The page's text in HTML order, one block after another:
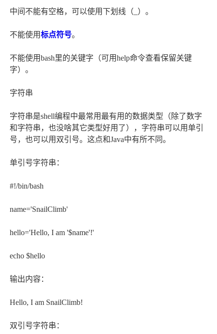
中间不能有空格，可以使用下划线（_）。
不能使用标点符号。
不能使用bash里的关键字（可用help命令查看保留关键
字）。
字符串
字符串是shell编程中最常用最有用的数据类型（除了数字
和字符串，也没啥其它类型好用了），字符串可以用单引
号，也可以用双引号。这点和Java中有所不同。
单引号字符串：
#!/bin/bash
name='SnailClimb'
hello='Hello, I am '$name'!'
echo $hello
输出内容：
Hello, I am SnailClimb!
双引号字符串：